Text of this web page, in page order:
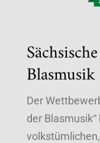
Blasmusik
Der
der